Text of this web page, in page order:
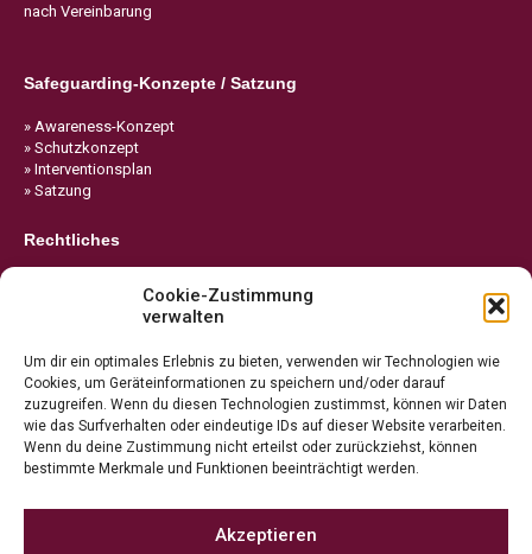
Cookie-Zustimmung
verwalten
Um dir ein optimales Erlebnis zu bieten, verwenden wir Technologien wie
Cookies, um Geräteinformationen zu speichern und/oder darauf
zuzugreifen. Wenn du diesen Technologien zustimmst, können wir Daten
wie das Surfverhalten oder eindeutige IDs auf dieser Website verarbeiten.
Wenn du deine Zustimmung nicht erteilst oder zurückziehst, können
bestimmte Merkmale und Funktionen beeinträchtigt werden.
Akzeptieren
nach Vereinbarung
Safeguarding-Konzepte / Satzung
» Awareness-Konzept
» Schutzkonzept
» Interventionsplan
» Satzung
Rechtliches
» Cookie-Richtlinie